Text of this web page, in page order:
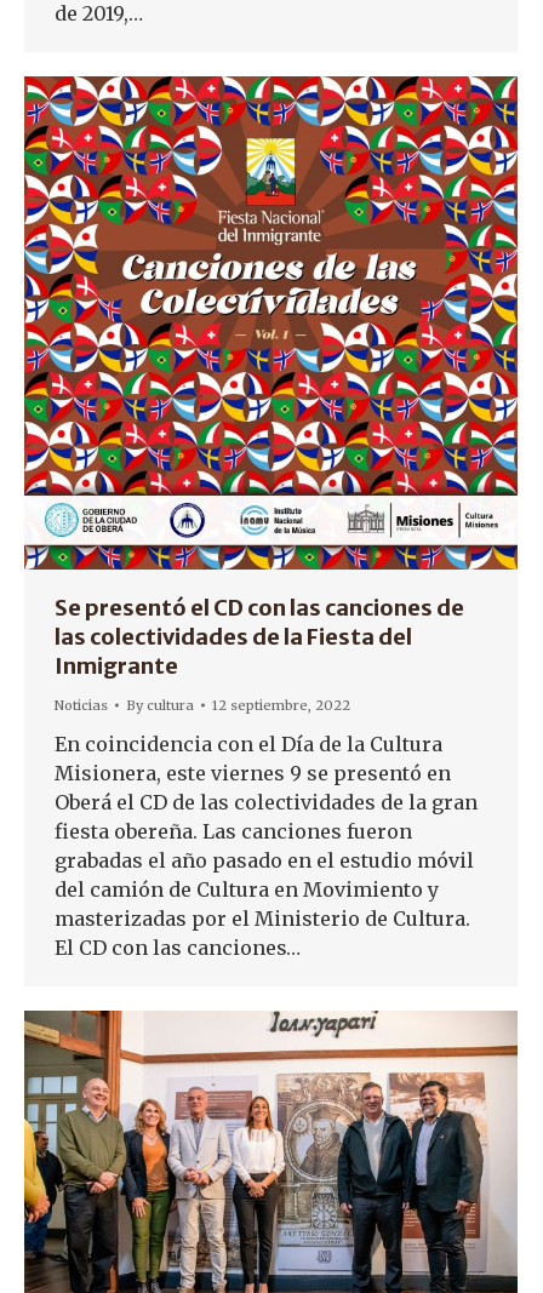
de 2019,…
Se presentó el CD con las canciones de
las colectividades de la Fiesta del
Inmigrante
Noticias Bycultura 12 septiembre, 2022
En coincidencia con el Día de la Cultura
Misionera, este viernes 9 se presentó en
Oberá el CD de las colectividades de la gran
fiesta obereña. Las canciones fueron
grabadas el año pasado en el estudio móvil
del camión de Cultura en Movimiento y
masterizadas por el Ministerio de Cultura.
El CD con las canciones…